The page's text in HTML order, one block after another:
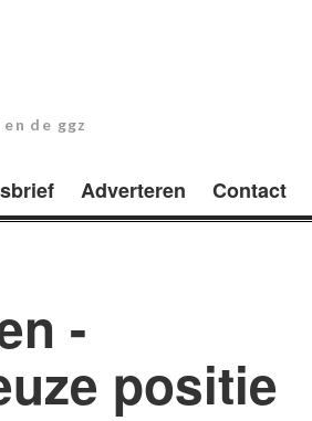
de ggz
Adverteren Contact
-
positie